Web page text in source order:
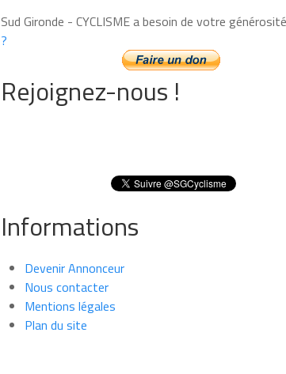
Sud Gironde - CYCLISME a besoin de votre
?
Rejoignez-nous !
Informations
Devenir Annonceur
Nous contacter
Mentions légales
Plan du site